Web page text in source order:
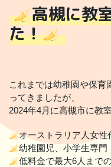
高槻に教
た！
これまでは幼稚園や保育
ってきましたが、
2024年4月に高槻市に教
オーストラリア人女性
幼稚園児、小学生専門
低料金で最大6人まで